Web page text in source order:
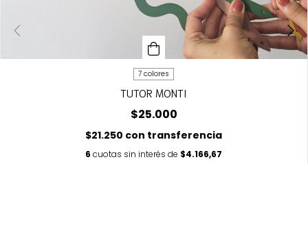
7 colores
TUTOR MONTI
$25.000
$21.250 con transferencia
6 cuotas sin interés de $4.166,67